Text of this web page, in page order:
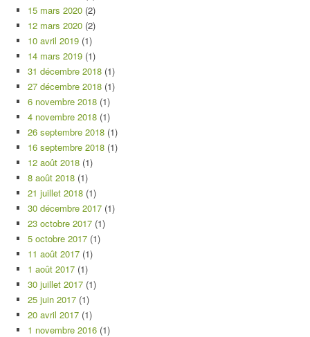
15 mars 2020 (2)
12 mars 2020 (2)
10 avril 2019 (1)
14 mars 2019 (1)
31 décembre 2018 (1)
27 décembre 2018 (1)
6 novembre 2018 (1)
4 novembre 2018 (1)
26 septembre 2018 (1)
16 septembre 2018 (1)
12 août 2018 (1)
8 août 2018 (1)
21 juillet 2018 (1)
30 décembre 2017 (1)
23 octobre 2017 (1)
5 octobre 2017 (1)
11 août 2017 (1)
1 août 2017 (1)
30 juillet 2017 (1)
25 juin 2017 (1)
20 avril 2017 (1)
1 novembre 2016 (1)